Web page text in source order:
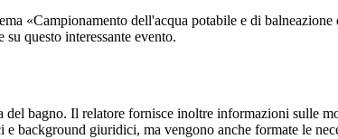
«Campionamento dell'acqua potabile e di
questo interessante evento.
bagno. Il relatore fornisce inoltre informazioni sulle
giuridici, ma vengono anche formate le